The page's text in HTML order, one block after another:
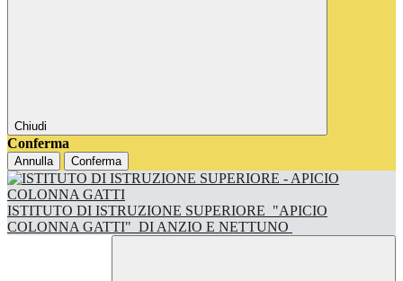
Chiudi
Conferma
Annulla Conferma
ISTITUTO DI ISTRUZIONE SUPERIORE "APICIO
COLONNA GATTI" DI ANZIO E NETTUNO